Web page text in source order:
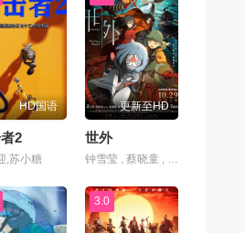
HD国语
2
,苏小糖
更新至HD
世外
钟雪莹 , 蔡晓童 , 张继聪 , 谢安琪 , 柯炜林 , 杨雅文
3.0